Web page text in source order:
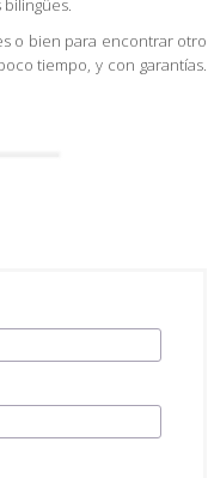
o bien para encontrar otro
tiempo, y con garantías.